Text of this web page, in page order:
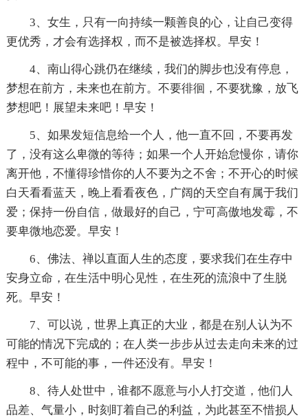
3、女生，只有一向持续一颗善良的心，让自己变得
更优秀，才会有选择权，而不是被选择权。早安！
4、南山得心跳仍在继续，我们的脚步也没有停息，
梦想在前方，未来也在前方。不要徘徊，不要犹豫，放飞
梦想吧！展望未来吧！早安！
5、如果发短信息给一个人，他一直不回，不要再发
了，没有这么卑微的等待；如果一个人开始怠慢你，请你
离开他，不懂得珍惜你的人不要为之不舍；不开心的时候
白天看看蓝天，晚上看看夜色，广阔的天空自有属于我们
爱；保持一份自信，做最好的自己，宁可高傲地发霉，不
要卑微地恋爱。早安！
6、佛法、禅以直面人生的态度，要求我们在生存中
安身立命，在生活中明心见性，在生死的流浪中了生脱
死。早安！
7、可以说，世界上真正的大业，都是在别人认为不
可能的情况下完成的；在人类一步步从过去走向未来的过
程中，不可能的事，一件还没有。早安！
8、待人处世中，谁都不愿意与小人打交道，他们人
品差、气量小，时刻盯着自己的利益，为此甚至不惜损人